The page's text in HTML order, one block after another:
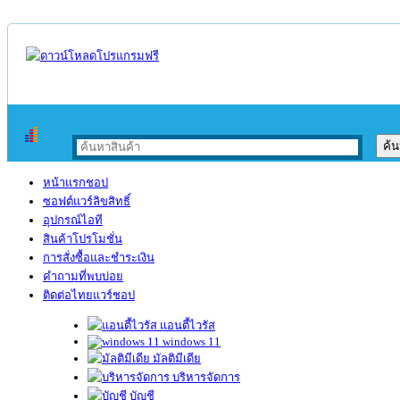
หน้าแรกชอป
ซอฟต์แวร์ลิขสิทธิ์
อุปกรณ์ไอที
สินค้าโปรโมชั่น
การสั่งซื้อและชำระเงิน
คำถามที่พบบ่อย
ติดต่อไทยแวร์ชอป
แอนตี้ไวรัส
windows 11
มัลติมีเดีย
บริหารจัดการ
บัญชี